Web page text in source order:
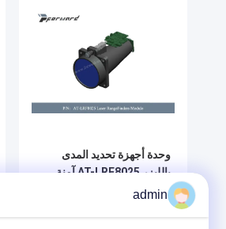
وحدة أجهزة تحديد المدى
بالليزر AT-LRF8025 آمنة
موجي ليزر 1.55 ميكرومتر
admin